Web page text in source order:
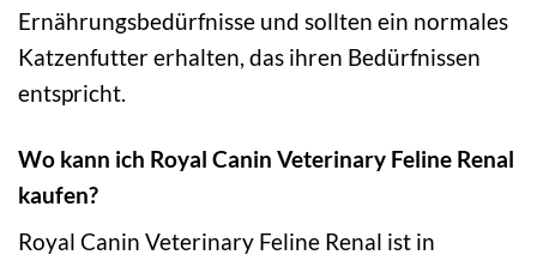
Ernährungsbedürfnisse und sollten ein normales
Katzenfutter erhalten, das ihren Bedürfnissen
entspricht.
Wo kann ich Royal Canin Veterinary Feline Renal
kaufen?
Royal Canin Veterinary Feline Renal ist in